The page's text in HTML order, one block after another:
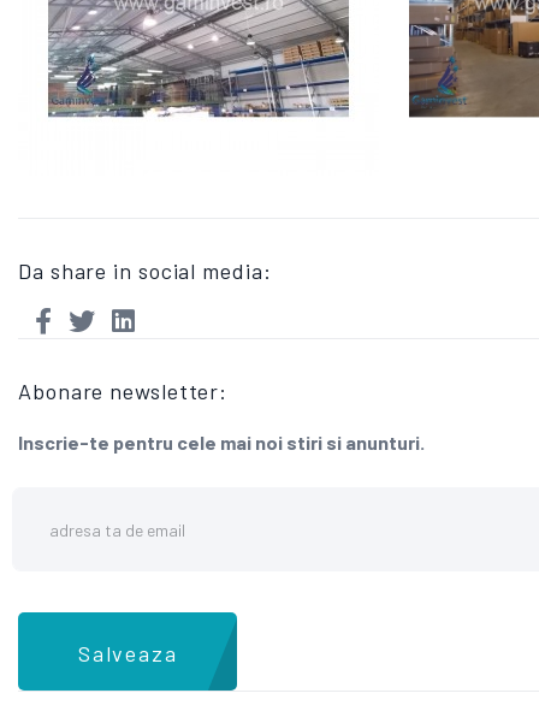
Da share in social media:
Abonare newsletter:
Inscrie-te pentru cele mai noi stiri si anunturi.
Salveaza